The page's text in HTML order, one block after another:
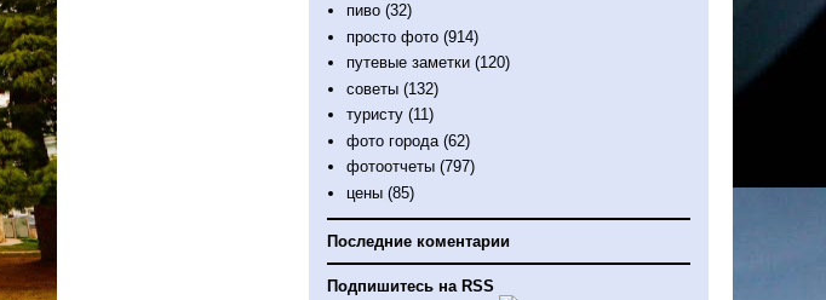
пиво (32)
просто фото (914)
путевые заметки (120)
советы (132)
туристу (11)
фото города (62)
фотоотчеты (797)
цены (85)
Последние коментарии
Подпишитесь на RSS